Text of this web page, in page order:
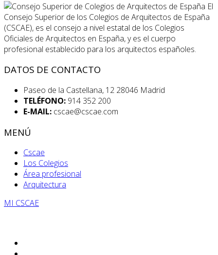
El
Consejo Superior de los Colegios de Arquitectos de España
(CSCAE), es el consejo a nivel estatal de los Colegios
Oficiales de Arquitectos en España, y es el cuerpo
profesional establecido para los arquitectos españoles.
DATOS DE CONTACTO
Paseo de la Castellana, 12 28046 Madrid
TELÉFONO: 914 352 200
E-MAIL: cscae@cscae.com
MENÚ
Cscae
Los Colegios
Área profesional
Arquitectura
MI CSCAE